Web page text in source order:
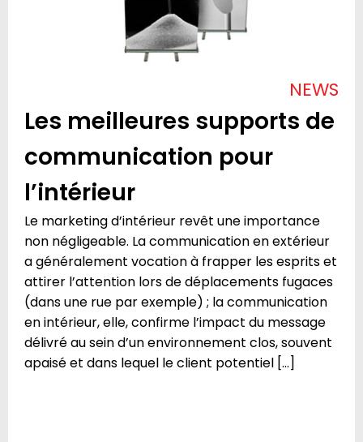
NEWS
Les meilleures supports de
communication pour
l’intérieur
Le marketing d’intérieur revêt une importance
non négligeable. La communication en extérieur
a généralement vocation à frapper les esprits et
attirer l’attention lors de déplacements fugaces
(dans une rue par exemple) ; la communication
en intérieur, elle, confirme l’impact du message
délivré au sein d’un environnement clos, souvent
apaisé et dans lequel le client potentiel […]